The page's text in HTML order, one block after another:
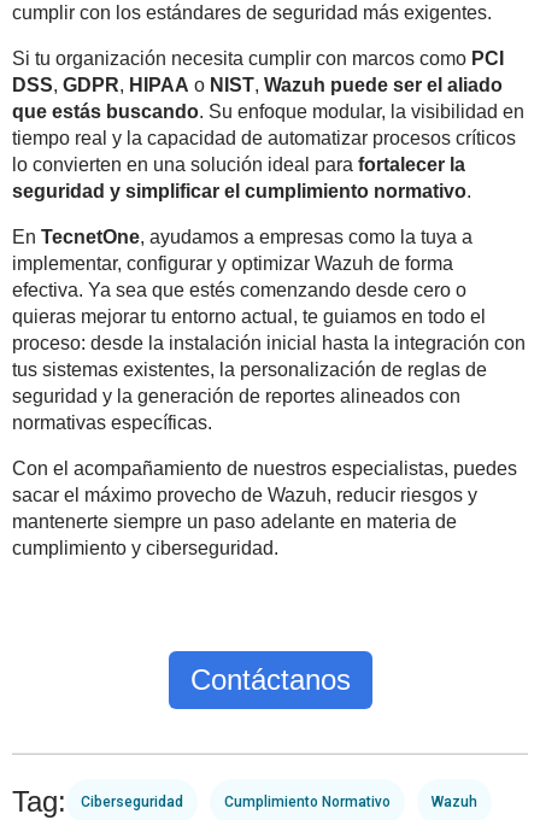
cumplir con los estándares de seguridad más exigentes.
Si tu organización necesita cumplir con marcos como PCI
DSS, GDPR, HIPAA o NIST, Wazuh puede ser el aliado
que estás buscando. Su enfoque modular, la visibilidad en
tiempo real y la capacidad de automatizar procesos críticos
lo convierten en una solución ideal para fortalecer la
seguridad y simplificar el cumplimiento normativo.
En TecnetOne, ayudamos a empresas como la tuya a
implementar, configurar y optimizar Wazuh de forma
efectiva. Ya sea que estés comenzando desde cero o
quieras mejorar tu entorno actual, te guiamos en todo el
proceso: desde la instalación inicial hasta la integración con
tus sistemas existentes, la personalización de reglas de
seguridad y la generación de reportes alineados con
normativas específicas.
Con el acompañamiento de nuestros especialistas, puedes
sacar el máximo provecho de Wazuh, reducir riesgos y
mantenerte siempre un paso adelante en materia de
cumplimiento y ciberseguridad.
Contáctanos
Tag: Ciberseguridad Cumplimiento Normativo Wazuh